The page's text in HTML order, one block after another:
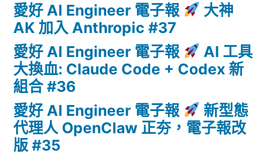
愛好 AI Engineer 電子報
大神
AK 加入 Anthropic #37
愛好 AI Engineer 電子報
AI 工具
大換血: Claude Code + Codex 新
組合 #36
愛好 AI Engineer 電子報
新型態
代理人 OpenClaw 正夯，電子報改
版 #35